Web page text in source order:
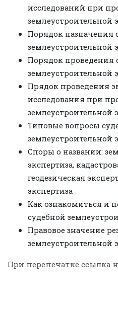
исследований при
землеустроительной
Порядок назначения
землеустроительной
Порядок проведения
землеустроительной
Прядок проведения
исследования при
землеустроительной
Типовые вопросы
землеустроительной
Споры о названии:
экспертиза,
геодезическая
экспертиза
Как ознакомиться и
судебной
Правовое значение
землеустроительной
При перепечатке ссылка